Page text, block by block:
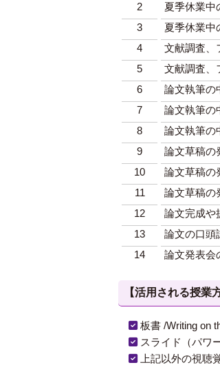
2
夏季休業中
3
夏季休業中
4
文献調査、
5
文献調査、
6
論文執筆の
7
論文執筆の
8
論文執筆の
9
論文草稿の
10
論文草稿の
11
論文草稿の
12
論文完成や
13
論文の口頭
14
論文発表会
【活用される授業
板書 /Writing on
スライド（パワ
上記以外の視聴